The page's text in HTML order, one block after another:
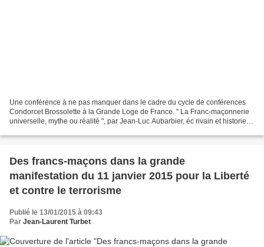
Une conférence à ne pas manquer dans le cadre du cycle de conférences
Condorcet Brossolette à la Grande Loge de France. " La Franc-maçonnerie
universelle, mythe ou réalité ", par Jean-Luc Aubarbier, éc rivain et historien
Des francs-maçons dans la grande
manifestation du 11 janvier 2015 pour la Liberté
et contre le terrorisme
Publié le 13/01/2015 à 09:43
Par Jean-Laurent Turbet